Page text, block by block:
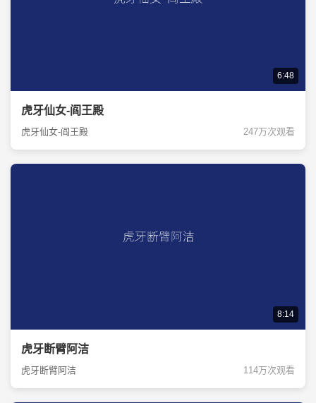
6:48
虎牙仙女-阎王殿
虎牙仙女-阎王殿 247万次观看
8:14
虎牙断臂阿洁
虎牙断臂阿洁 114万次观看